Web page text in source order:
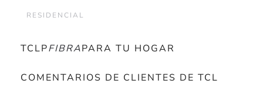
RESIDENCIAL
TCLPFIBRAPARA TU HOGAR
COMENTARIOS DE CLIENTES DE TCL